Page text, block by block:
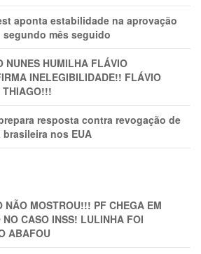
aponta estabilidade na aprovação
mês seguido
NUNES HUMlLHA FLÁVIO
INELEGIBILIDADE!! FLÁVIO
THIAGO!!!
resposta contra revogação de
nos EUA
NÃO MOSTROU!!! PF CHEGA EM
CASO INSS! LULINHA FOI
ABAFOU